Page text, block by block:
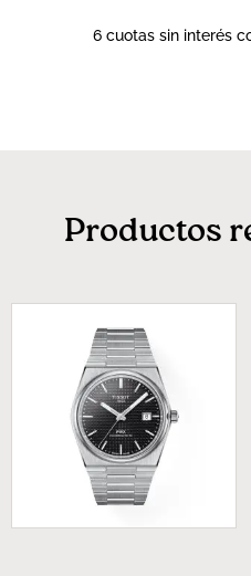
6 cuotas sin interés
Productos